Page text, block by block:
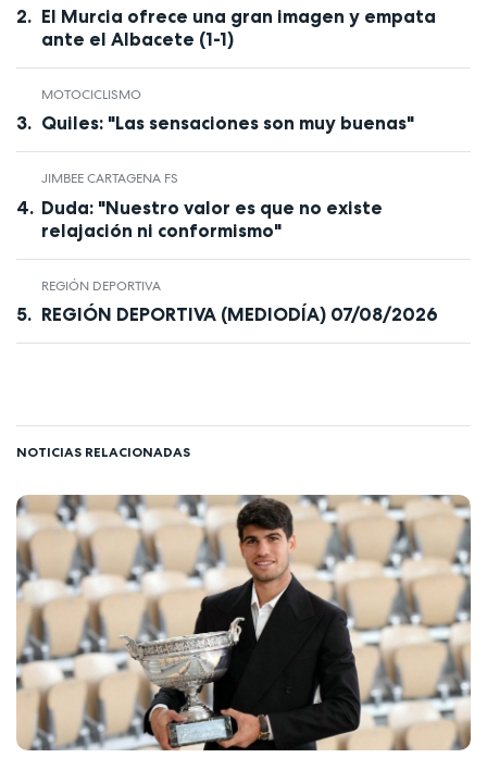
El Murcia ofrece una gran imagen y empata
ante el Albacete (1-1)
MOTOCICLISMO
Quiles: "Las sensaciones son muy buenas"
JIMBEE CARTAGENA FS
Duda: "Nuestro valor es que no existe
relajación ni conformismo"
REGIÓN DEPORTIVA
REGIÓN DEPORTIVA (MEDIODÍA) 07/08/2026
NOTICIAS RELACIONADAS